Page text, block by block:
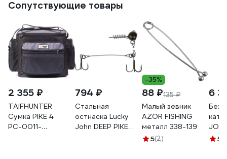
Сопутствующие товары
2 355 ₽
TAIFHUNTER
Сумка PIKE 4
РС-0011-
794 ₽
Стальная
остнаска Lucky
John DEEP PIKE
-35%
88 ₽135 ₽
Малый зевник
AZOR FISHING
металл 338-139
5(2)
6
5